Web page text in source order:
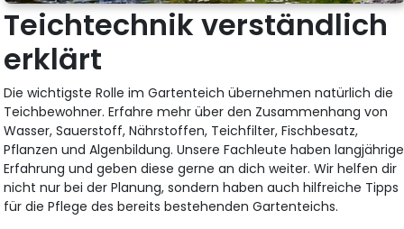
Teichtechnik verständlich
erklärt
Die wichtigste Rolle im Gartenteich übernehmen natürlich die
Teichbewohner. Erfahre mehr über den Zusammenhang von
Wasser, Sauerstoff, Nährstoffen, Teichfilter, Fischbesatz,
Pflanzen und Algenbildung. Unsere Fachleute haben langjährige
Erfahrung und geben diese gerne an dich weiter. Wir helfen dir
nicht nur bei der Planung, sondern haben auch hilfreiche Tipps
für die Pflege des bereits bestehenden Gartenteichs.